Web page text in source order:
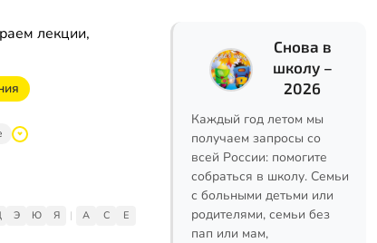
лекции,
Э Ю Я | A C
E
Снова в
школу –
2026
Каждый год летом мы
получаем запросы со
всей России: помогите
собраться в школу. Семьи
с больными детьми или
родителями, семьи без
пап или мам,